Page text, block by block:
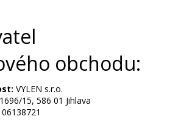
obchodu:
VYLEN s.r.o.
15, 586 01 Jihlava
06138721